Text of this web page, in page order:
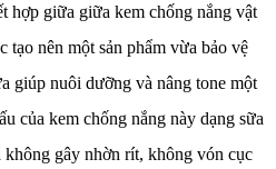
hợp giữa giữa kem chống nắng vật
tạo nên một sản phẩm vừa bảo vệ
giúp nuôi dưỡng và nâng tone một
của kem chống nắng này dạng sữa
không gây nhờn rít, không vón cục